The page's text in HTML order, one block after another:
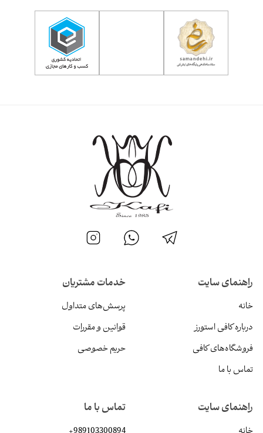
راهنمای سایت
خانه
درباره کافی استورز
فروشگاه‌های کافی
تماس با ما
خدمات مشتریان
پرسش‌های متداول
قوانین و مقررات
حریم خصوصی
راهنمای سایت تماس با ما